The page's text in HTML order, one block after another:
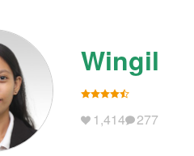
Wingil
1,414 277